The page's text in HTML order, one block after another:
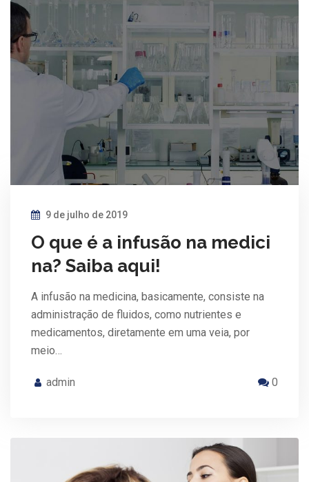
9 de julho de 2019
O que é a infusão na medici
na? Saiba aqui!
A infusão na medicina, basicamente, consiste na
administração de fluidos, como nutrientes e
medicamentos, diretamente em uma veia, por
meio…
admin 0